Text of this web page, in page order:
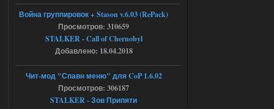
[error]Line : 75
[error]Description :
[CScriptEngine::lua_pcall_failed]: ... -
chernobyl\gamedata\scripts\xr_camper.sc
ript:510: attempt to index local 'manager'
(a nil value)
Вылет после захода в Припять.
05.08.2026
Скованные одной цепью
Война группировок + Stason v.6.03 (RePack)
Просмотров: 310659
STALKER - Call of Chernobyl
Добавлено: 18.04.2018
Чит-мод "Спавн меню" для CoP 1.6.02
Просмотров: 306187
STALKER - Зов Припяти